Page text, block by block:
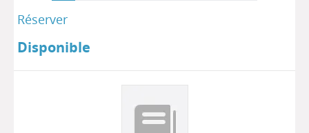
Réserver
Disponible